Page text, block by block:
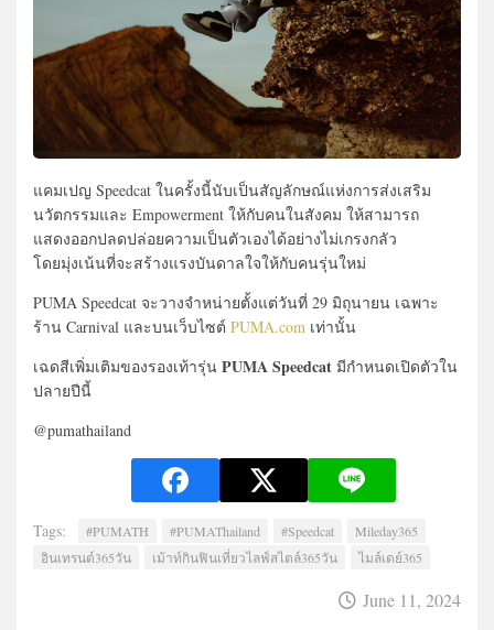
แคมเปญ Speedcat ในครั้งนี้นับเป็นสัญลักษณ์แห่งการส่งเสริม
นวัตกรรมและ Empowerment ให้กับคนในสังคม ให้สามารถ
แสดงออกปลดปล่อยความเป็นตัวเองได้อย่างไม่เกรงกลัว
โดยมุ่งเน้นที่จะสร้างแรงบันดาลใจให้กับคนรุ่นใหม่
PUMA Speedcat จะวางจำหน่ายตั้งแต่วันที่ 29 มิถุนายน เฉพาะ
ร้าน Carnival และบนเว็บไซต์ PUMA.com เท่านั้น
เฉดสีเพิ่มเติมของรองเท้ารุ่น PUMA Speedcat มีกำหนดเปิดตัวใน
ปลายปีนี้
@pumathailand
Tags: #PUMATH #PUMAThailand #Speedcat
Mileday365
อินเทรนด์365วัน
เม้าท์กินฟินเที่ยวไลฟ์สไตล์365วัน ไมล์เดย์365
June 11, 2024